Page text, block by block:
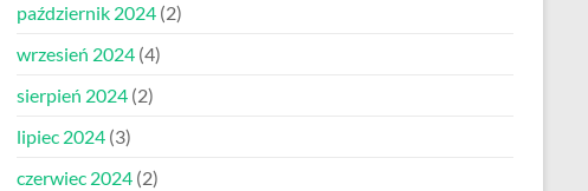
październik 2024 (2)
wrzesień 2024 (4)
sierpień 2024 (2)
lipiec 2024 (3)
czerwiec 2024 (2)